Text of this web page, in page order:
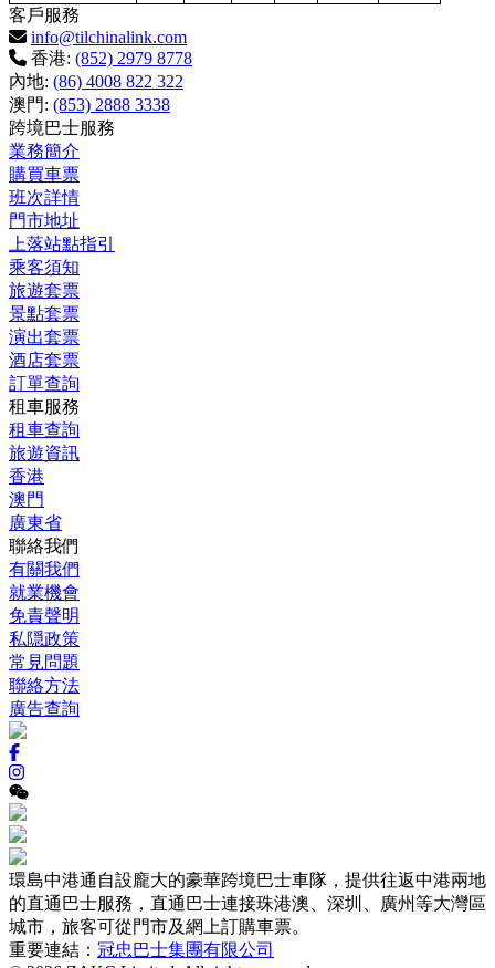
客戶服務
info@tilchinalink.com
香港: (852) 2979 8778
內地: (86) 4008 822 322
澳門: (853) 2888 3338
跨境巴士服務
業務簡介
購買車票
班次詳情
門市地址
上落站點指引
乘客須知
旅遊套票
景點套票
演出套票
酒店套票
訂單查詢
租車服務
租車查詢
旅遊資訊
香港
澳門
廣東省
聯絡我們
有關我們
就業機會
免責聲明
私隠政策
常見問題
聯絡方法
廣告查詢
環島中港通自設龐大的豪華跨境巴士車隊，提供往返中港兩地
的直通巴士服務，直通巴士連接珠港澳、深圳、廣州等大灣區
城市，旅客可從門市及網上訂購車票。
重要連結： 冠忠巴士集團有限公司